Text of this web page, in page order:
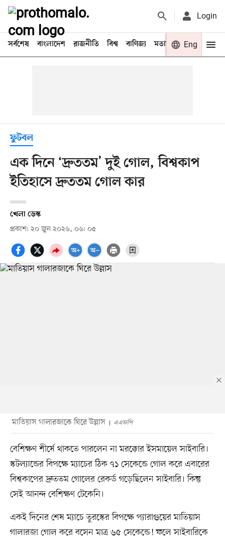
Login
সর্বশেষ বাংলাদেশ রাজনীতি বিশ্ব বাণিজ্য মতামত খেলা
Eng
ফুটবল
এক দিনে ‘দ্রুততম’ দুই গোল, বিশ্বকাপ
ইতিহাসে দ্রুততম গোল কার
খেলা ডেস্ক
প্রকাশ: ২০ জুন ২০২৬, ০৬: ০৫
মাতিয়াস গালারজাকে ঘিরে উল্লাস এএফপি
বেশিক্ষণ শীর্ষে থাকতে পারলেন না মরক্কোর ইসমায়েল সাইবারি।
স্কটল্যান্ডের বিপক্ষে ম্যাচের ঠিক ৭১ সেকেন্ডে গোল করে এবারের
বিশ্বকাপের দ্রুততম গোলের রেকর্ড গড়েছিলেন সাইবারি। কিন্তু
সেই আনন্দ বেশিক্ষণ টেকেনি।
একই দিনের শেষ ম্যাচে তুরস্কের বিপক্ষে প্যারাগুয়ের মাতিয়াস
গালারজা গোল করে বসেন মাত্র ৬৫ সেকেন্ডে! ফলে সাইবারিকে